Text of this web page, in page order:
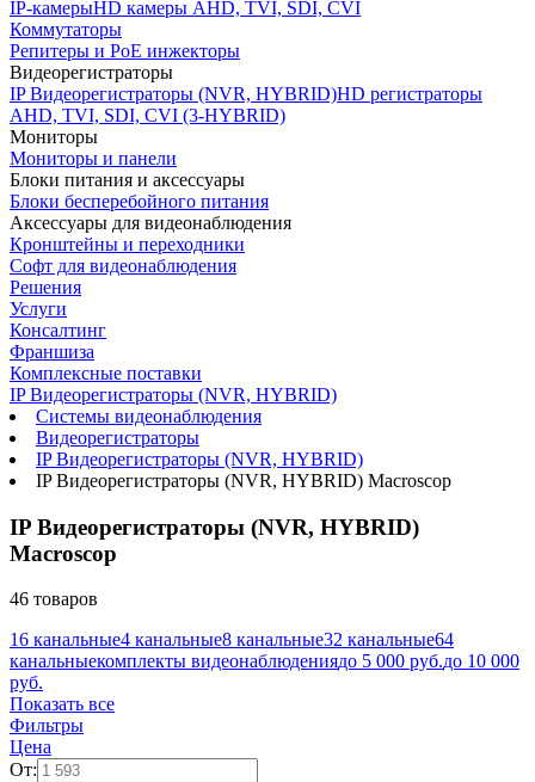
IP-камерыHD камеры AHD, TVI, SDI, CVI
Коммутаторы
Репитеры и PoE инжекторы
Видеорегистраторы
IP Видеорегистраторы (NVR, HYBRID)HD регистраторы
AHD, TVI, SDI, CVI (3-HYBRID)
Мониторы
Мониторы и панели
Блоки питания и аксессуары
Блоки бесперебойного питания
Аксессуары для видеонаблюдения
Кронштейны и переходники
Софт для видеонаблюдения
Решения
Услуги
Консалтинг
Франшиза
Комплексные поставки
IP Видеорегистраторы (NVR, HYBRID)
Системы видеонаблюдения
Видеорегистраторы
IP Видеорегистраторы (NVR, HYBRID)
IP Видеорегистраторы (NVR, HYBRID) Macroscop
IP Видеорегистраторы (NVR, HYBRID)
Macroscop
46 товаров
16 канальные4 канальные8 канальные32 канальные64
канальныекомплекты видеонаблюдениядо 5 000 руб.до 10 000
руб.
Показать все
Фильтры
Цена
От: